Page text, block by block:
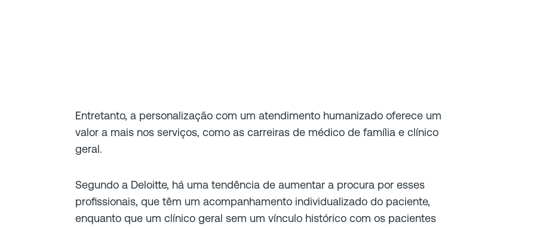
Entretanto, a personalização com um atendimento humanizado oferece um
valor a mais nos serviços, como as carreiras de médico de família e clínico
geral.
Segundo a Deloitte, há uma tendência de aumentar a procura por esses
profissionais, que têm um acompanhamento individualizado do paciente,
enquanto que um clínico geral sem um vínculo histórico com os pacientes